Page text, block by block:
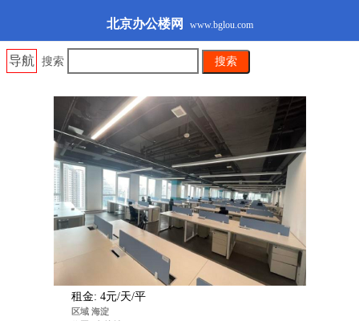
北京办公楼网 www.bglou.com
导航 搜索